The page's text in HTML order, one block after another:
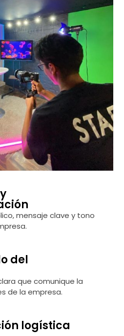
mensaje clave y tono
del
que comunique la
de la empresa.
logística